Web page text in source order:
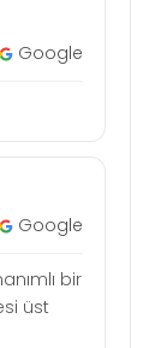
Google
Google
bir
üst